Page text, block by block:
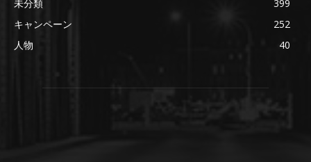
未分類
399
キャンペーン
252
人物
40